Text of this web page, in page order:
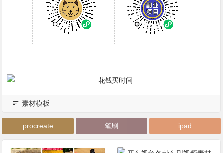
素材模板
procreate 笔刷 ipad